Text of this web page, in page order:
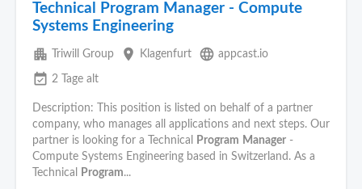
Technical Program Manager - Compute
Systems Engineering
apartment Triwill Group place Klagenfurt language appcast.io
event_available 2 Tage alt
Description: This position is listed on behalf of a partner
company, who manages all applications and next steps. Our
partner is looking for a Technical
Program Manager -
Compute Systems Engineering based in Switzerland. As a
Technical
Program...